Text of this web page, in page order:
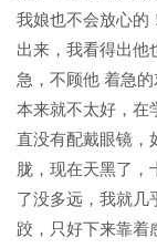
我娘也不会放心的
出来，我看得出他
急，不顾他 着急
本来就不太好，在
直没有配戴眼镜，
胧，现在天黑了，
了没多远，我就几
跤，只好下来靠着